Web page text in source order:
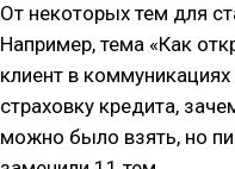
От некоторых тем для
Например, тема «Как
клиент в
страховку кредита,
можно было взять, но